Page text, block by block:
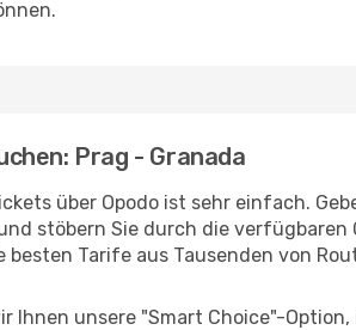
Prag - Granada
über Opodo ist sehr einfach.
stöbern Sie durch die
Tarife aus Tausenden von
Ihnen unsere "Smart Choice"-